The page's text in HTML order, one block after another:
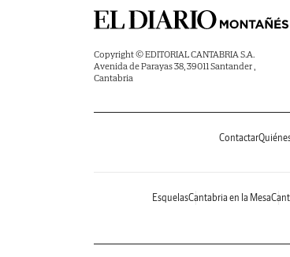
Copyright © EDITORIAL CANTABRIA S.A.
Avenida de Parayas 38, 39011 Santander ,
Cantabria
Contactar
EsquelasCantabria en la Mesa